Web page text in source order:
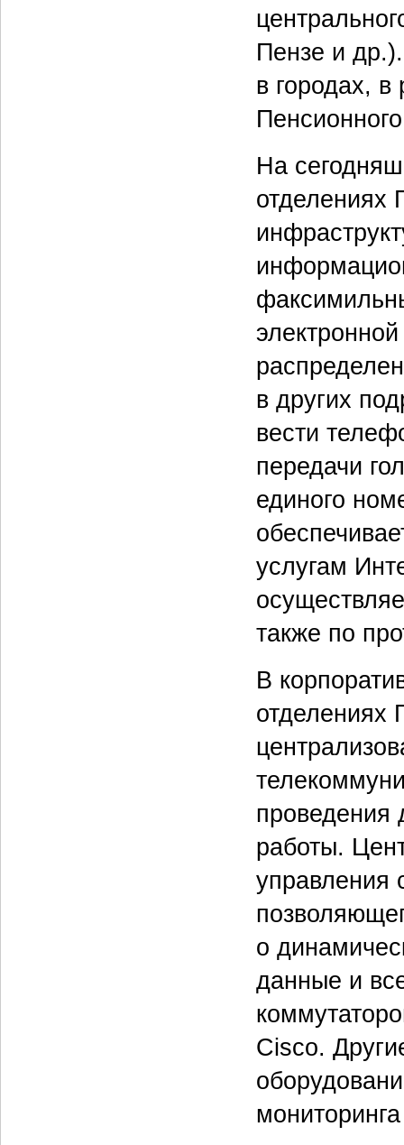
Пензе и
в городах, в
На
отделениях
в других
вести
передачи
единого
услугам
также по
В
отделениях
проведения
работы.
управления
о
данные и
Cisco.